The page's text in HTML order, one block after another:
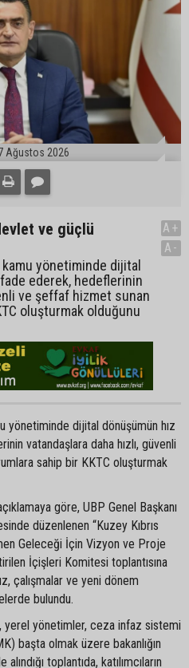
Ağustos 2026
ve güçlü
yönetiminde dijital
ifade ederek, hedeflerinin
ve şeffaf hizmet sunan
oluşturmak olduğunu
A+
A-
yönetiminde dijital dönüşümün hız
vatandaşlara daha hızlı, güvenli
sahip bir KKTC oluşturmak
göre, UBP Genel Başkanı
düzenlenen “Kuzey Kıbrıs
Geleceği İçin Vizyon ve Proje
İçişleri Komitesi toplantısına
çalışmalar ve yeni dönem
bulundu.
yerel yönetimler, ceza infaz sistemi
başta olmak üzere bakanlığın
toplantıda, katılımcıların